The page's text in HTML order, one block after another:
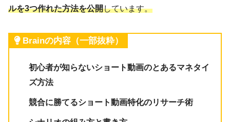
ルを3つ作れた方法を公開しています。
Brainの内容（一部抜粋）
初心者が知らないショート動画のとあるマネタイ
ズ方法
競合に勝てるショート動画特化のリサーチ術